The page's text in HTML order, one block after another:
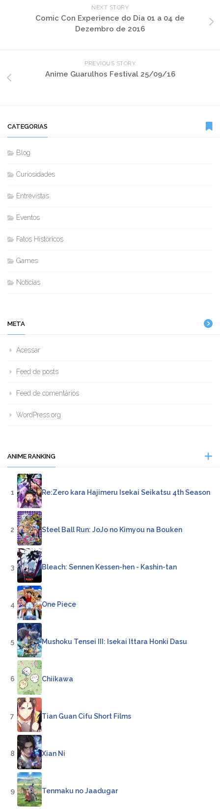
NEXT STORY
Comic Con Experience do Dia 01 a 04 de
Dezembro de 2016
PREVIOUS STORY
Anime Guarulhos Festival 25/09/16
CATEGORIAS
Blog
Curiosidades
Entrevistas
Eventos
Fatos Históricos
Games
Noticias
META
Acessar
Feed de posts
Feed de comentários
WordPress.org
ANIME RANKING
1 Re:Zero kara Hajimeru Isekai Seikatsu 4th Season
2 Steel Ball Run: JoJo no Kimyou na Bouken
3 Bleach: Sennen Kessen-hen - Kashin-tan
4 One Piece
5 Mushoku Tensei III: Isekai Ittara Honki Dasu
6 Chiikawa
7 Tian Guan Cifu Short Films
8 Xian Ni
9 Tenmaku no Jaadugar